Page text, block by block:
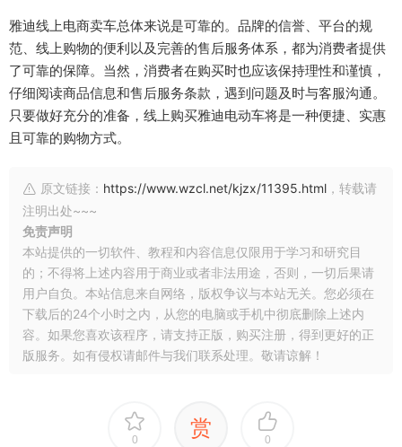
雅迪线上电商卖车总体来说是可靠的。品牌的信誉、平台的规
范、线上购物的便利以及完善的售后服务体系，都为消费者提供
了可靠的保障。当然，消费者在购买时也应该保持理性和谨慎，
仔细阅读商品信息和售后服务条款，遇到问题及时与客服沟通。
只要做好充分的准备，线上购买雅迪电动车将是一种便捷、实惠
且可靠的购物方式。
原文链接： https://www.wzcl.net/kjzx/11395.html ，转载请
注明出处~~~
免责声明
本站提供的一切软件、教程和内容信息仅限用于学习和研究目
的；不得将上述内容用于商业或者非法用途，否则，一切后果请
用户自负。本站信息来自网络，版权争议与本站无关。您必须在
下载后的24个小时之内，从您的电脑或手机中彻底删除上述内
容。如果您喜欢该程序，请支持正版，购买注册，得到更好的正
版服务。如有侵权请邮件与我们联系处理。敬请谅解！
0 赏 0